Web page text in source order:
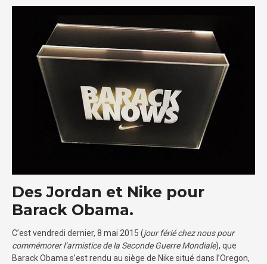
Des Jordan et Nike pour
Barack Obama.
C’est vendredi dernier, 8 mai 2015 (jour férié chez nous pour
commémorer l’armistice de la Seconde Guerre Mondiale), que
Barack Obama s’est rendu au siège de Nike situé dans l’Oregon,